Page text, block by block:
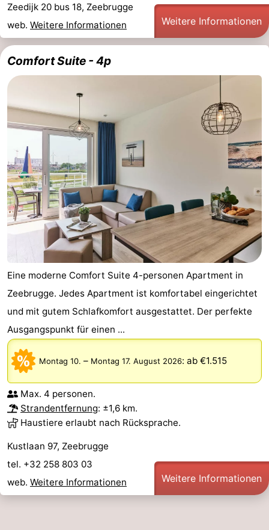
Haan
Bredene
-
Ostende
-
Middelkerke
-
Kontakt
Zeedijk 20 bus 18, Zeebrugge
web. Weitere Informationen Weitere Informationen
Comfort Suite - 4p
Eine moderne Comfort Suite 4-personen Apartment in
Zeebrugge. Jedes Apartment ist komfortabel eingerichtet
und mit gutem Schlafkomfort ausgestattet. Der perfekte
Ausgangspunkt für einen ...
Montag 10. – Montag 17. August 2026: ab €1.515
Max. 4 personen.
Strandentfernung: ±1,6 km.
Haustiere erlaubt nach Rücksprache.
Kustlaan 97, Zeebrugge
tel. +32 258 803 03
web. Weitere Informationen Weitere Informationen